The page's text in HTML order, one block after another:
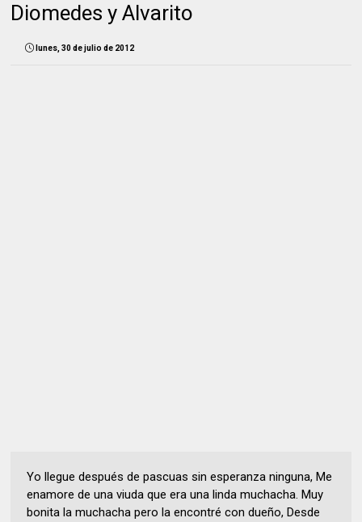
Diomedes y Alvarito
lunes, 30 de julio de 2012
Yo llegue después de pascuas sin esperanza ninguna, Me
enamore de una viuda que era una linda muchacha. Muy
bonita la muchacha pero la encontré con dueño, Desde